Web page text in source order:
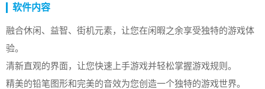
软件内容
融合休闲、益智、街机元素，让您在闲暇之余享受独特的游戏体
验。
清新直观的界面，让您快速上手游戏并轻松掌握游戏规则。
精美的铅笔图形和完美的音效为您创造一个独特的游戏世界。